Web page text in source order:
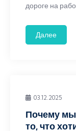
дороге на
Далее
03.12.2025
Почему мы
то, что